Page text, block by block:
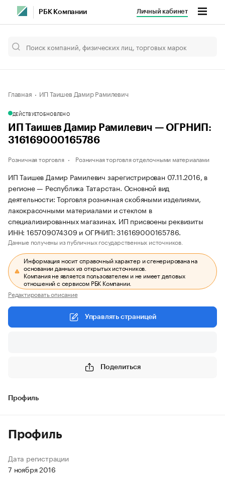
РБК Компании Личный кабинет
Главная ИП Таишев Дамир Рамилевич
ДЕЙСТВУЕТОБНОВЛЕНО
ИП Таишев Дамир Рамилевич — ОГРНИП:
316169000165786
Розничная торговля Розничная торговля отделочными материалами
ИП Таишев Дамир Рамилевич зарегистрирован 07.11.2016, в
регионе — Республика Татарстан. Основной вид
деятельности: Торговля розничная скобяными изделиями,
лакокрасочными материалами и стеклом в
специализированных магазинах. ИП присвоены реквизиты
ИНН: 165709074309 и ОГРНИП: 316169000165786.
Данные получены из публичных государственных источников.
Информация носит справочный характер и сгенерирована на
основании данных из открытых источников.
Компания не является пользователем и не имеет деловых
отношений с сервисом РБК Компании.
Редактировать описание
Управлять страницей
Поделиться
Профиль
Профиль
Дата регистрации
7 ноября 2016